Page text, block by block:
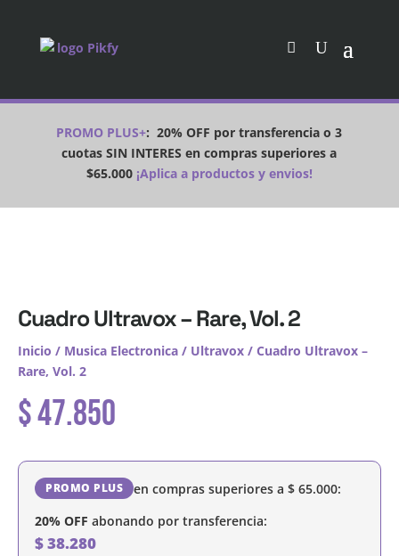
PROMO PLUS+:20% OFF por transferencia o 3
cuotas SIN INTERES en compras superiores a
$65.000¡Aplica a productos y envios!
Cuadro Ultravox – Rare, Vol. 2
Inicio / Musica Electronica / Ultravox / Cuadro Ultravox –
Rare, Vol. 2
$47.850
PROMO PLUS en compras superiores a $ 65.000:
20% OFF abonando por transferencia:
$38.280